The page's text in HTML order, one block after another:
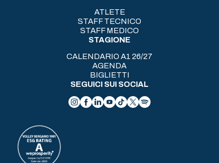
ATLETE
STAFF TECNICO
STAFF MEDICO
STAGIONE
CALENDARIO A1 26/27
AGENDA
BIGLIETTI
SEGUICI SUI SOCIAL